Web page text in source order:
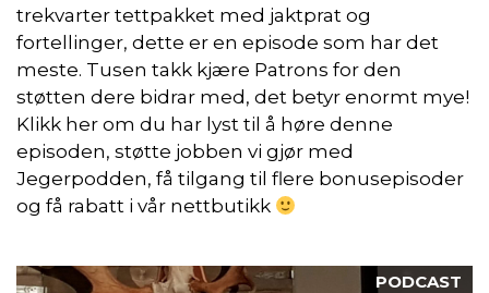
trekvarter tettpakket med jaktprat og
fortellinger, dette er en episode som har det
meste. Tusen takk kjære Patrons for den
støtten dere bidrar med, det betyr enormt mye!
Klikk her om du har lyst til å høre denne
episoden, støtte jobben vi gjør med
Jegerpodden, få tilgang til flere bonusepisoder
og få rabatt i vår nettbutikk
PODCAST